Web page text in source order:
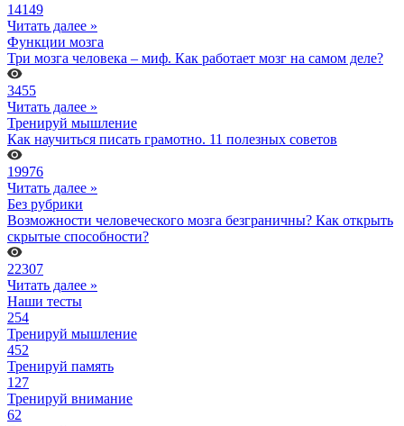
14149
Читать далее »
Функции мозга
Три мозга человека – миф. Как работает мозг на самом деле?
3455
Читать далее »
Тренируй мышление
Как научиться писать грамотно. 11 полезных советов
19976
Читать далее »
Без рубрики
Возможности человеческого мозга безграничны? Как открыть
скрытые способности?
22307
Читать далее »
Наши тесты
254
Тренируй мышление
452
Тренируй память
127
Тренируй внимание
62